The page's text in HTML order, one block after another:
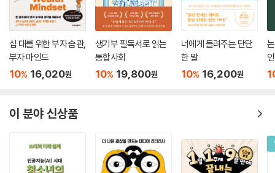
십 대를 위한 부자 습관,
부자 마인드
10% 16,020원
생기부 필독서로 읽는
통합사회
10% 19,800원
너에게 들려주는 단단
한 말
10% 16,200원
이 분야 신상품